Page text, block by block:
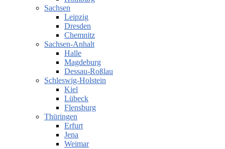
Sachsen
Leipzig
Dresden
Chemnitz
Sachsen-Anhalt
Halle
Magdeburg
Dessau-Roßlau
Schleswig-Holstein
Kiel
Lübeck
Flensburg
Thüringen
Erfurt
Jena
Weimar